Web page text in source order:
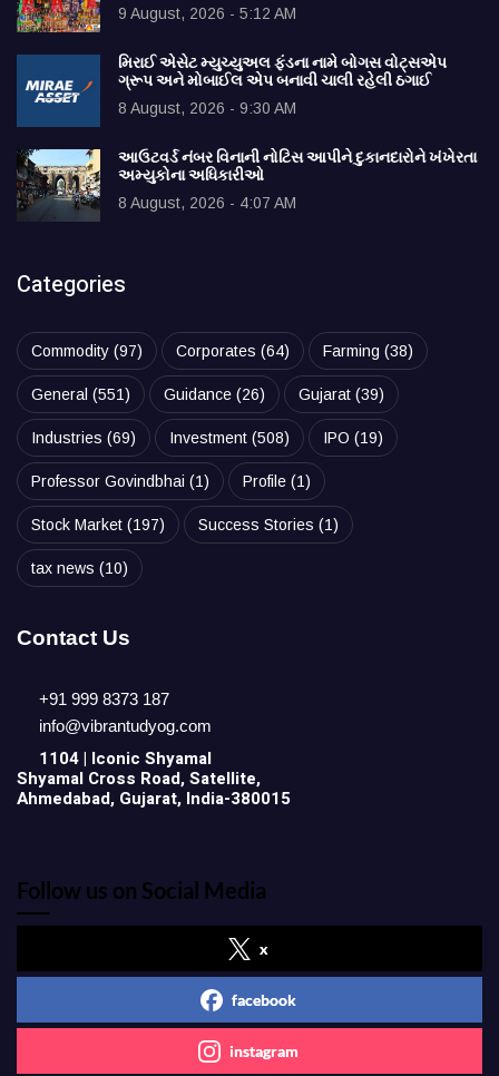
9 August, 2026 - 5:12 AM
મિરાઈ એસેટ મ્યુચ્યુઅલ ફંડના નામે બોગસ વોટ્સએપ
ગ્રૂપ અને મોબાઈલ એપ બનાવી ચાલી રહેલી ઠગાઈ
8 August, 2026 - 9:30 AM
આઉટવર્ડ નંબર વિનાની નોટિસ આપીને દુકાનદારોને ખંખેરતા
અમ્યુકોના અધિકારીઓ
8 August, 2026 - 4:07 AM
Categories
Commodity (97) Corporates (64) Farming (38)
General (551) Guidance (26) Gujarat (39)
Industries (69) Investment (508) IPO (19)
Professor Govindbhai (1) Profile (1)
Stock Market (197) Success Stories (1)
tax news (10)
Contact Us
+91 999 8373 187
info@vibrantudyog.com
1104 | Iconic Shyamal
Shyamal Cross Road, Satellite,
Ahmedabad, Gujarat, India-380015
Follow us on Social Media
x
facebook
instagram